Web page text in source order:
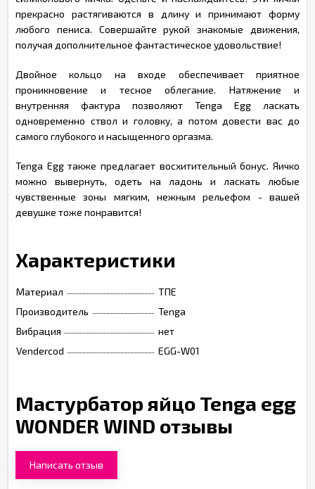
прекрасно растягиваются в длину и принимают форму
любого пениса. Совершайте рукой знакомые движения,
получая дополнительное фантастическое удовольствие!
Двойное кольцо на входе обеспечивает приятное
проникновение и тесное облегание. Натяжение и
внутренняя фактура позволяют Tenga Egg ласкать
одновременно ствол и головку, а потом довести вас до
самого глубокого и насыщенного оргазма.
Tenga Egg также предлагает восхитительный бонус. Яичко
можно вывернуть, одеть на ладонь и ласкать любые
чувственные зоны мягким, нежным рельефом - вашей
девушке тоже понравится!
Характеристики
Материал
ТПЕ
Производитель
Tenga
Вибрация
нет
Vendercod
EGG-W01
Мастурбатор яйцо Tenga egg
WONDER WIND отзывы
Написать отзыв